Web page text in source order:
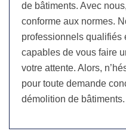
de bâtiments. Avec
conforme aux normes.
professionnels qualifiés
capables de vous faire
votre attente. Alors,
pour toute demande
démolition de bâtiments.